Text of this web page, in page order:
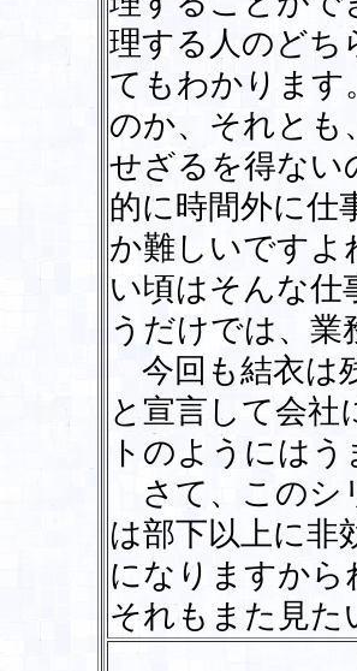
理する人のどち
てもわかります
のか、それとも
せざるを得ない
的に時間外に仕
か難しいですよ
い頃はそんな仕
うだけでは、
今回も結衣は
と宣言して会
トのようには
さて、このシ
は部下以上に非
になりますから
それもまた見た